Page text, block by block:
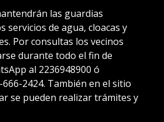
las guardias
servicios de agua, cloacas y
Por consultas los vecinos
durante todo el fin de
al 2236948900 ó
2424. También en el sitio
se pueden realizar trámites y